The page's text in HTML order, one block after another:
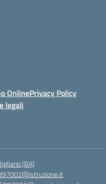
OnlinePrivacy Policy
legali
(BA)